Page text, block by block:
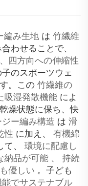
編み生地 は 竹繊維
わせることで、
四方向への伸縮性
のスポーツウェ
。この 竹繊維の
吸湿発散機能 によ
燥状態に保ち、快
ジー編み構造 は 滑
性 ‌に加え、‌ 有機綿
て、‌ 環境に配慮し
納品が可能 、 持続
優しい ‌。子ども
能でサステナブル